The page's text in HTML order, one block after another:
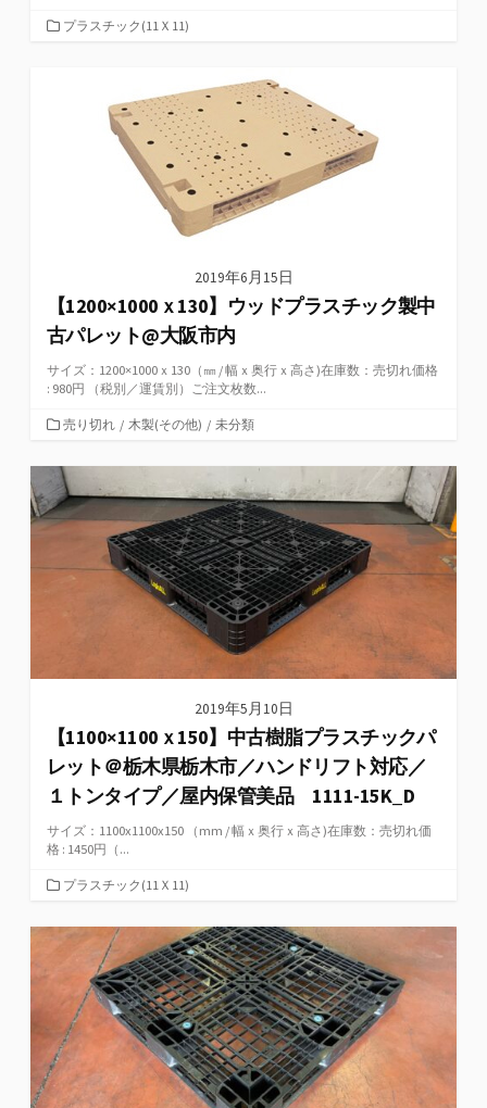
カプラスチック(11Ｘ11)
2019年6月15日
【1200×1000ｘ130】ウッドプラスチック製中
古パレット@大阪市内
サイズ：1200×1000ｘ130（㎜ / 幅ｘ奥行ｘ高さ)在庫数：売切れ価格
: 980円 （税別／運賃別）ご注文枚数...
カ
ゴ
リ
ー
売り切れ / 木製(その他) / 未分類
2019年5月10日
【1100×1100ｘ150】中古樹脂プラスチックパ
レット＠栃木県栃木市／ハンドリフト対応／
１トンタイプ／屋内保管美品 1111-15K_D
サイズ：1100x1100x150 （mm / 幅ｘ奥行ｘ高さ)在庫数：売切れ価
格 : 1450円（...
カ
ゴ
リ
プラスチック(11Ｘ11)